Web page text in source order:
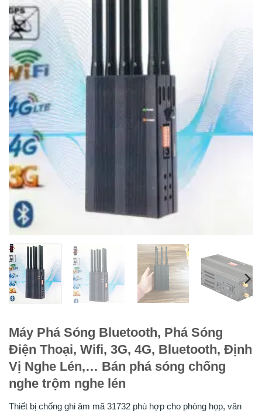
Máy Phá Sóng Bluetooth, Phá Sóng
Điện Thoại, Wifi, 3G, 4G, Bluetooth, Định
Vị Nghe Lén,… Bán phá sóng chống
nghe trộm nghe lén
Thiết bị chống ghi âm mã 31732 phù hợp cho phòng họp, văn